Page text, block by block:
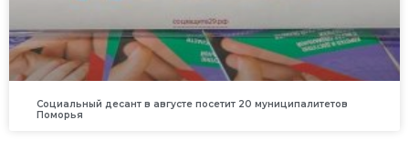
Социальный десант в августе посетит 20 муниципалитетов
Поморья